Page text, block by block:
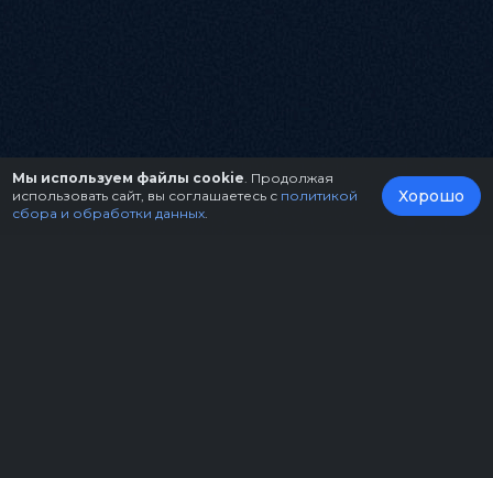
Мы используем файлы cookie . Продолжая
использовать сайт, вы соглашаетесь с политикой
сбора и обработки данных
Хорошо